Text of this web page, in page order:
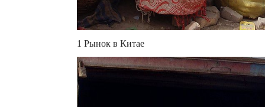
1 Рынок в Китае